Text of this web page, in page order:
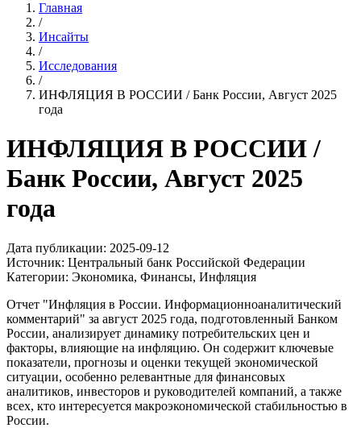
Главная
/
Инсайты
/
Исследования
/
ИНФЛЯЦИЯ В РОССИИ / Банк России, Август 2025
года
ИНФЛЯЦИЯ В РОССИИ /
Банк России, Август 2025
года
Дата публикации: 2025-09-12
Источник: Центральный банк Российской Федерации
Категории: Экономика, Финансы, Инфляция
Отчет "Инфляция в России. Информационноаналитический
комментарий" за август 2025 года, подготовленный Банком
России, анализирует динамику потребительских цен и
факторы, влияющие на инфляцию. Он содержит ключевые
показатели, прогнозы и оценки текущей экономической
ситуации, особенно релевантные для финансовых
аналитиков, инвесторов и руководителей компаний, а также
всех, кто интересуется макроэкономической стабильностью в
России.